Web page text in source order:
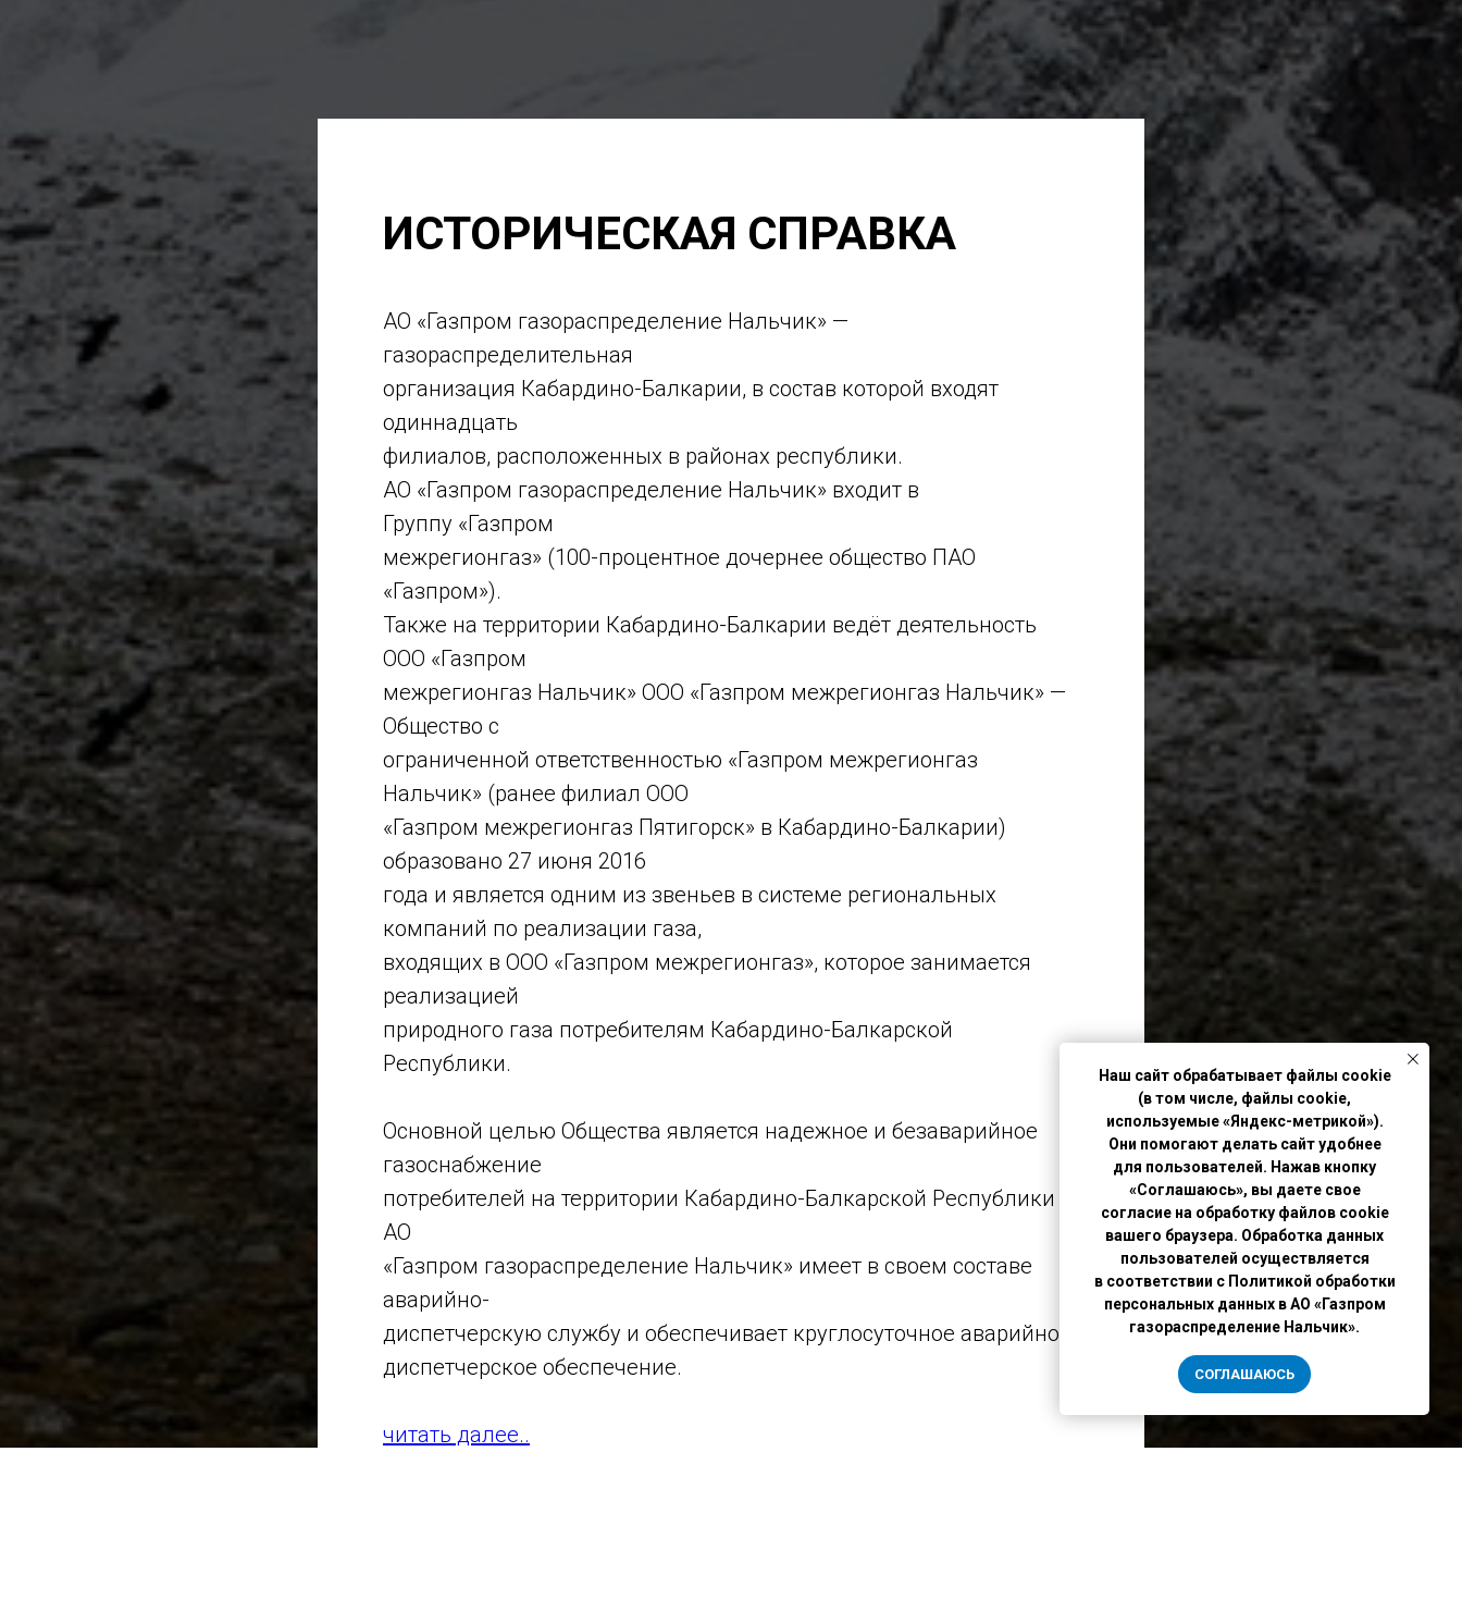
ИСТОРИЧЕСКАЯ СПРАВКА
АО «Газпром газораспределение Нальчик» —
газораспределительная
организация Кабардино-Балкарии, в состав которой входят
одиннадцать
филиалов, расположенных в районах республики.
АО «Газпром газораспределение Нальчик» входит в
Группу «Газпром
межрегионгаз» (100-процентное дочернее общество ПАО
«Газпром»).
Также на территории Кабардино-Балкарии ведёт деятельность
ООО «Газпром
межрегионгаз Нальчик» ООО «Газпром межрегионгаз Нальчик» —
Общество с
ограниченной ответственностью «Газпром межрегионгаз
Нальчик» (ранее филиал ООО
«Газпром межрегионгаз Пятигорск» в Кабардино-Балкарии)
образовано 27 июня 2016
года и является одним из звеньев в системе региональных
компаний по реализации газа,
входящих в ООО «Газпром межрегионгаз», которое занимается
реализацией
природного газа потребителям Кабардино-Балкарской
Республики.
Основной целью Общества является надежное и безаварийное
газоснабжение
потребителей на территории Кабардино-Балкарской Республики
АО
«Газпром газораспределение Нальчик» имеет в своем составе
аварийно-
диспетчерскую службу и обеспечивает круглосуточное аварийно-
диспетчерское обеспечение.
читать далее..
Наш сайт обрабатывает файлы cookie
(в том числе, файлы cookie,
используемые «Яндекс-метрикой»).
Они помогают делать сайт удобнее
для пользователей. Нажав кнопку
«Соглашаюсь», вы даете свое
согласие на обработку файлов cookie
вашего браузера. Обработка данных
пользователей осуществляется
в соответствии с Политикой обработки
персональных данных в АО «Газпром
газораспределение Нальчик».
СОГЛАШАЮСЬ